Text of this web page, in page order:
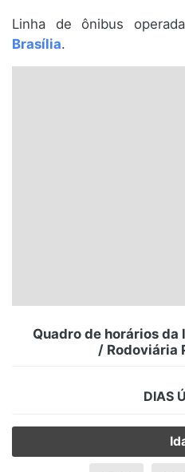
Santa Catarina
Linha de ônibus
Brasília.
Quadro de horários
/ Rodoviária
DIAS